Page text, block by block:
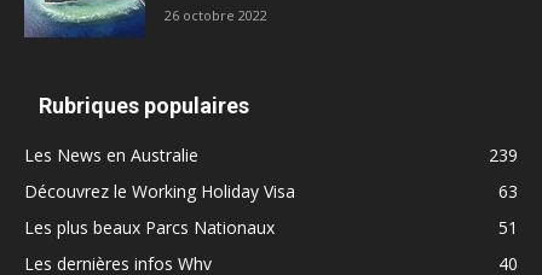
26 octobre 2022
Rubriques populaires
Les News en Australie
239
Découvrez le Working Holiday Visa
63
Les plus beaux Parcs Nationaux
51
Les dernières infos Whv
40